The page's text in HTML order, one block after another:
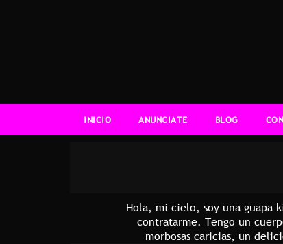
INICIO ANUNCIATE BLOG
Hola, mi cielo, soy una guapa
contratarme. Tengo un
morbosas caricias, un